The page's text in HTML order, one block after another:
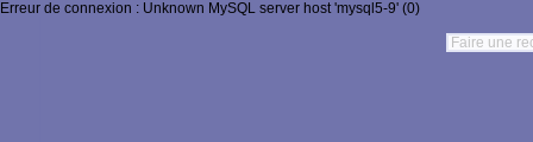
Erreur de connexion : Unknown MySQL server host 'mysql5-9' (0)